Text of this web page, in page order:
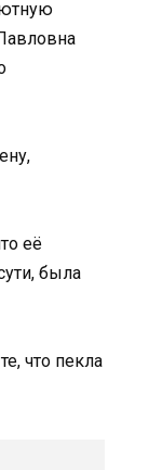
её
была
что пекла